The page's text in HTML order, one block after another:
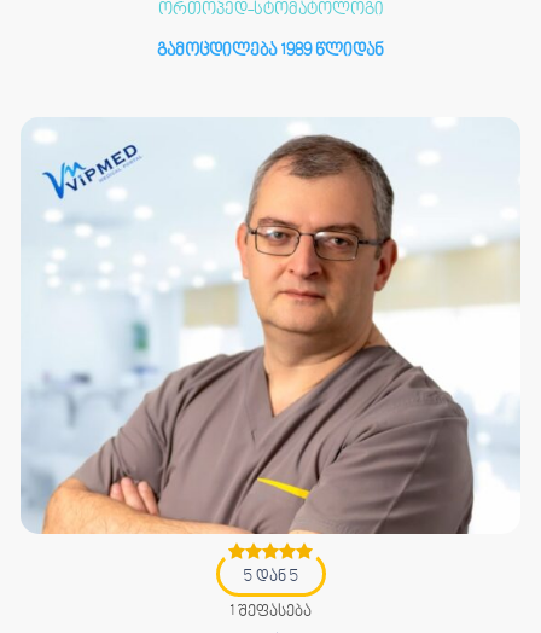
ორთოპედ-სტომატოლოგი
გამოცდილება 1989 წლიდან
5 დან 5
1 შეფასება